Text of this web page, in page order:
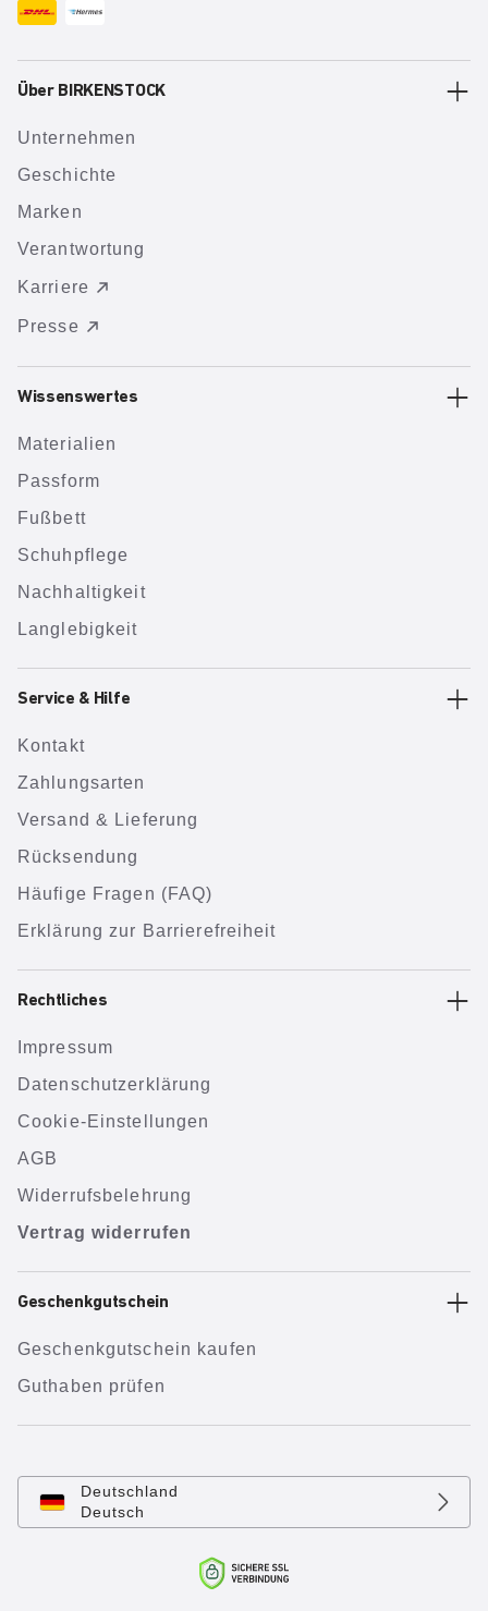
Über BIRKENSTOCK
Unternehmen
Geschichte
Marken
Verantwortung
Karriere
Presse
Wissenswertes
Materialien
Passform
Fußbett
Schuhpflege
Nachhaltigkeit
Langlebigkeit
Service & Hilfe
Kontakt
Zahlungsarten
Versand & Lieferung
Rücksendung
Häufige Fragen (FAQ)
Erklärung zur Barrierefreiheit
Rechtliches
Impressum
Datenschutzerklärung
Cookie-Einstellungen
AGB
Widerrufsbelehrung
Vertrag widerrufen
Geschenkgutschein
Geschenkgutschein kaufen
Guthaben prüfen
Deutschland
Deutsch